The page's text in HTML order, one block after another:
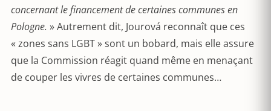
concernant le financement de certaines communes en
Pologne. » Autrement dit, Jourová reconnaît que ces
« zones sans LGBT » sont un bobard, mais elle assure
que la Commission réagit quand même en menaçant
de couper les vivres de certaines communes…